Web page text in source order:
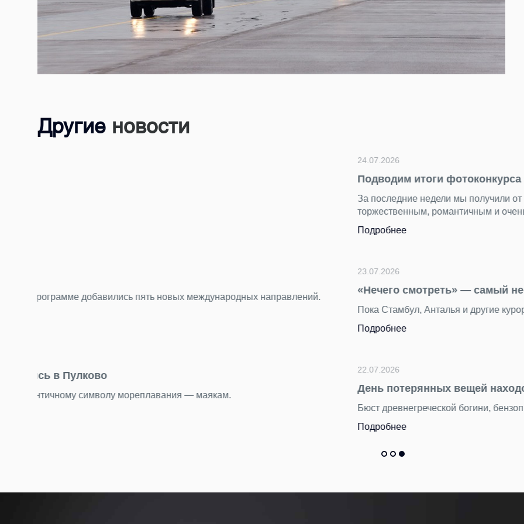
Другие новости
За последние недели мы получили от вас десятки ярких снимков. Каждый кадр показал аэропорт с разных
«Нечего смотреть» — самый несправедливый миф о столице Турции
Пока Стамбул, Анталья и другие курортные города хорошо знакомы путешественникам, Анкара остается в
День потерянных вещей находок: что мы находим в Пулково
Бюст древнегреческой богини, бензопилу и еще 15 тысяч вещей пассажиры оставили в терминале Пулково